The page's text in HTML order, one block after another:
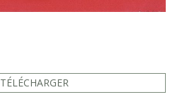
TÉLÉCHARGER